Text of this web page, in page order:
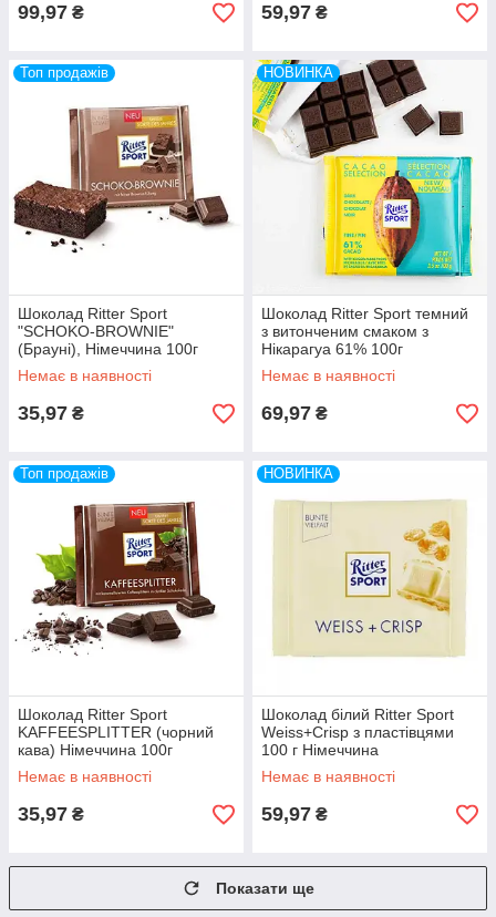
99,97 ₴ 59,97 ₴
Топ продажів
Шоколад Ritter Sport
"SCHOKO-BROWNIE"
(Брауні), Німеччина 100г
Немає в наявності
35,97 ₴
НОВИНКА
Шоколад Ritter Sport темний
з витонченим смаком з
Нікарагуа 61% 100г
Німеччина
Немає в наявності
69,97 ₴
Топ продажів
Шоколад Ritter Sport
KAFFEESPLITTER (чорний
кава) Німеччина 100г
Немає в наявності
35,97 ₴
НОВИНКА
Шоколад білий Ritter Sport
Weiss+Crisp з пластівцями
100 г Німеччина
Немає в наявності
59,97 ₴
Показати ще